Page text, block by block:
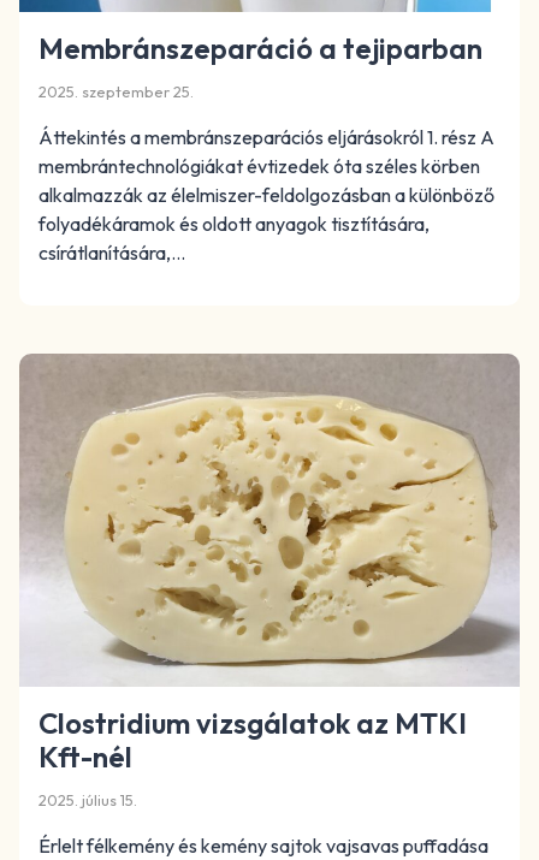
Membránszeparáció a tejiparban
2025. szeptember 25.
Áttekintés a membránszeparációs eljárásokról 1. rész A
membrántechnológiákat évtizedek óta széles körben
alkalmazzák az élelmiszer-feldolgozásban a különböző
folyadékáramok és oldott anyagok tisztítására,
csírátlanítására,…
Clostridium vizsgálatok az MTKI
Kft-nél
2025. július 15.
Érlelt félkemény és kemény sajtok vajsavas puffadása